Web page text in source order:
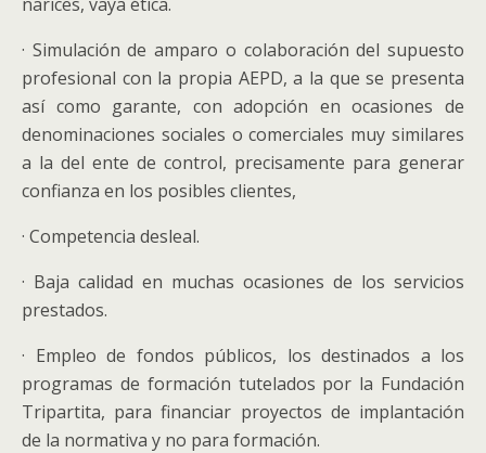
· Simulación de amparo o colaboración del supuesto
profesional con la propia AEPD, a la que se presenta
así como garante, con adopción en ocasiones de
denominaciones sociales o comerciales muy similares
a la del ente de control, precisamente para generar
confianza en los posibles clientes,
· Competencia desleal.
· Baja calidad en muchas ocasiones de los servicios
prestados.
· Empleo de fondos públicos, los destinados a los
programas de formación tutelados por la Fundación
Tripartita, para financiar proyectos de implantación
de la normativa y no para formación.